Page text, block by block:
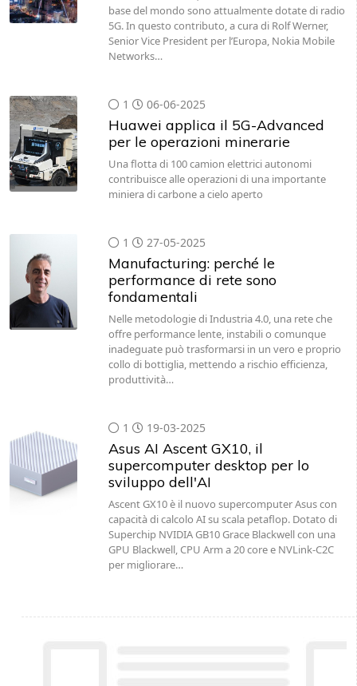
base del mondo sono attualmente dotate di radio
5G. In questo contributo, a cura di Rolf Werner,
Senior Vice President per l’Europa, Nokia Mobile
Networks…
1 06-06-2025
Huawei applica il 5G-Advanced
per le operazioni minerarie
Una flotta di 100 camion elettrici autonomi
contribuisce alle operazioni di una importante
miniera di carbone a cielo aperto
1 27-05-2025
Manufacturing: perché le
performance di rete sono
fondamentali
Nelle metodologie di Industria 4.0, una rete che
offre performance lente, instabili o comunque
inadeguate può trasformarsi in un vero e proprio
collo di bottiglia, mettendo a rischio efficienza,
produttività…
1 19-03-2025
Asus AI Ascent GX10, il
supercomputer desktop per lo
sviluppo dell'AI
Ascent GX10 è il nuovo supercomputer Asus con
capacità di calcolo AI su scala petaflop. Dotato di
Superchip NVIDIA GB10 Grace Blackwell con una
GPU Blackwell, CPU Arm a 20 core e NVLink-C2C
per migliorare…